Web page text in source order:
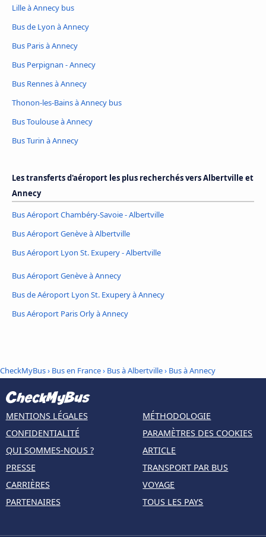
Lille à Annecy bus
Bus de Lyon à Annecy
Bus Paris à Annecy
Bus Perpignan - Annecy
Bus Rennes à Annecy
Thonon-les-Bains à Annecy bus
Bus Toulouse à Annecy
Bus Turin à Annecy
Les transferts d'aéroport les plus recherchés vers Albertville et
Annecy
Bus Aéroport Chambéry-Savoie - Albertville
Bus Aéroport Genève à Albertville
Bus Aéroport Lyon St. Exupery - Albertville
Bus Aéroport Genève à Annecy
Bus de Aéroport Lyon St. Exupery à Annecy
Bus Aéroport Paris Orly à Annecy
CheckMyBus› Bus en France› Bus à Albertville› Bus à Annecy
MENTIONS LÉGALES
CONFIDENTIALITÉ
QUI SOMMES-NOUS ?
PRESSE
CARRIÈRES
PARTENAIRES
MÉTHODOLOGIE
PARAMÈTRES DES COOKIES
ARTICLE
TRANSPORT PAR BUS
VOYAGE
TOUS LES PAYS